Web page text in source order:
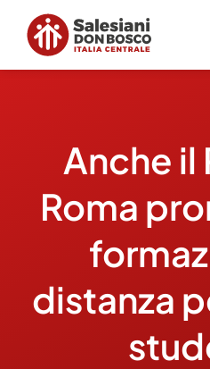
contenuto
Missione
Ambiti
Ambienti educativi e servizi
Anche il
Roma
distanza